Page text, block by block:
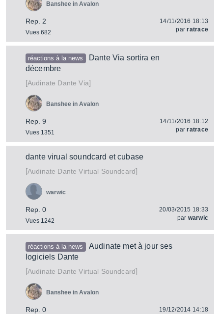
Rep. 2
Vues 682
Banshee in Avalon
14/11/2016 18:13
parratrace
réactions à la news
Dante Via sortira en
décembre
[Audinate Dante Via]
Rep. 9
Vues 1351
Banshee in Avalon
14/11/2016 18:12
parratrace
dante virual soundcard et cubase
[Audinate Dante Virtual Soundcard]
Rep. 0
Vues 1242
warwic
20/03/2015 18:33
par warwic
réactions à la news
Audinate met à jour ses
logiciels Dante
[Audinate Dante Virtual Soundcard]
Rep. 0
Banshee in Avalon
19/12/2014 14:18